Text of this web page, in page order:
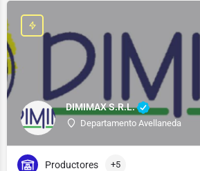
DIMIMAX S.R.L.
Departamento Avellaneda
Productores +5